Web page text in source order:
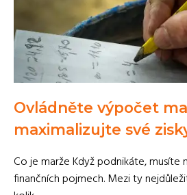
Ovládněte výpočet
maximalizujte své
Co je marže Když podnikáte, musíte
finančních pojmech. Mezi ty